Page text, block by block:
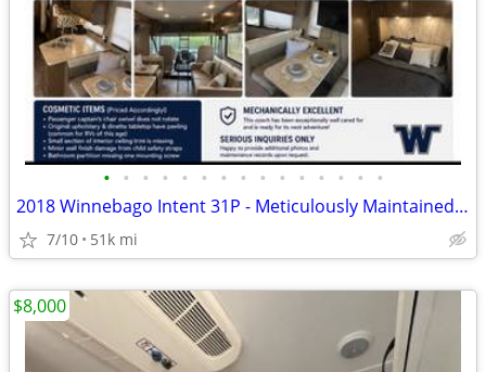
• • • • • • • • • • • • • • •
2018 Winnebago Intent 31P - Meticulously Maintained - $42,900
7/10 51k mi
$8,000